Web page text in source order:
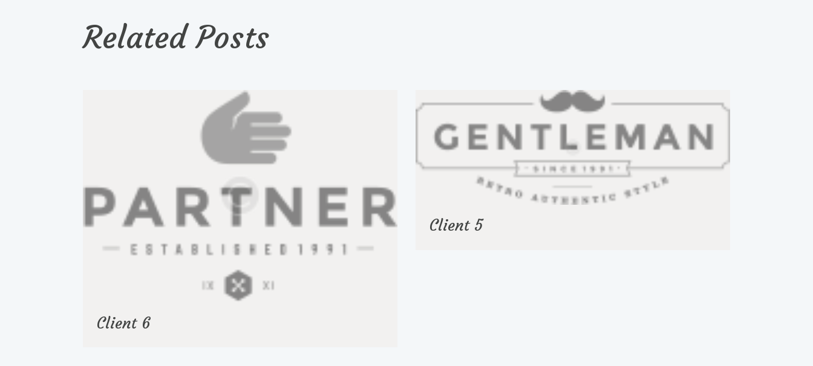
Related Posts
Client 6
Client 5